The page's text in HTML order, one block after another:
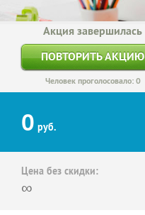
Акция завершилась
ПОВТОРИТЬ АКЦИЮ
Человек проголосовало: 0
0 руб.
Цена без скидки:
∞